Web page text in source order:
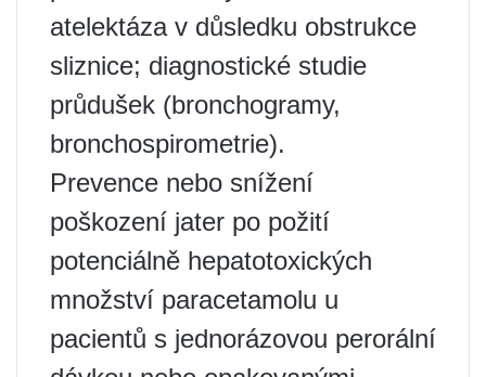
atelektáza v důsledku obstrukce
sliznice; diagnostické studie
průdušek (bronchogramy,
bronchospirometrie).
Prevence nebo snížení
poškození jater po požití
potenciálně hepatotoxických
množství paracetamolu u
pacientů s jednorázovou perorální